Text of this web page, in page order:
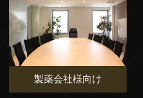
製薬会社様向け